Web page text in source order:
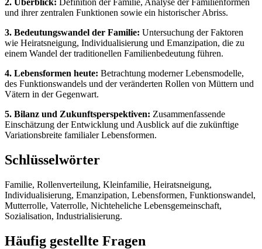
2. Überblick: Definition der Familie, Analyse der Familienformen
und ihrer zentralen Funktionen sowie ein historischer Abriss.
3. Bedeutungswandel der Familie: Untersuchung der Faktoren
wie Heiratsneigung, Individualisierung und Emanzipation, die zu
einem Wandel der traditionellen Familienbedeutung führen.
4. Lebensformen heute: Betrachtung moderner Lebensmodelle,
des Funktionswandels und der veränderten Rollen von Müttern und
Vätern in der Gegenwart.
5. Bilanz und Zukunftsperspektiven: Zusammenfassende
Einschätzung der Entwicklung und Ausblick auf die zukünftige
Variationsbreite familialer Lebensformen.
Schlüsselwörter
Familie, Rollenverteilung, Kleinfamilie, Heiratsneigung,
Individualisierung, Emanzipation, Lebensformen, Funktionswandel,
Mutterrolle, Vaterrolle, Nichteheliche Lebensgemeinschaft,
Sozialisation, Industrialisierung.
Häufig gestellte Fragen